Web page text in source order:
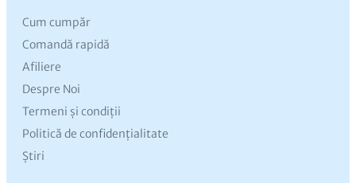
Cum cumpăr
Comandă rapidă
Afiliere
Despre Noi
Termeni și condiții
Politică de confidențialitate
Știri